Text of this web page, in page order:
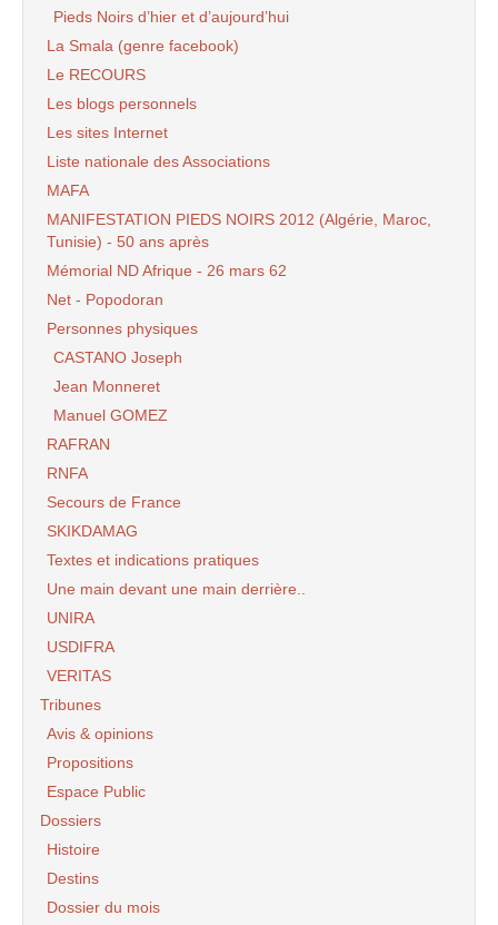
Pieds Noirs d’hier et d’aujourd’hui
La Smala (genre facebook)
Le RECOURS
Les blogs personnels
Les sites Internet
Liste nationale des Associations
MAFA
MANIFESTATION PIEDS NOIRS 2012 (Algérie, Maroc,
Tunisie) - 50 ans après
Mémorial ND Afrique - 26 mars 62
Net - Popodoran
Personnes physiques
CASTANO Joseph
Jean Monneret
Manuel GOMEZ
RAFRAN
RNFA
Secours de France
SKIKDAMAG
Textes et indications pratiques
Une main devant une main derrière..
UNIRA
USDIFRA
VERITAS
Tribunes
Avis & opinions
Propositions
Espace Public
Dossiers
Histoire
Destins
Dossier du mois